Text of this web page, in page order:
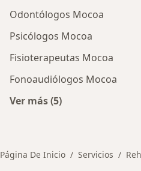
Odontólogos Mocoa
Psicólogos Mocoa
Fisioterapeutas Mocoa
Fonoaudiólogos Mocoa
Ver más (5)
Página De Inicio Servicios